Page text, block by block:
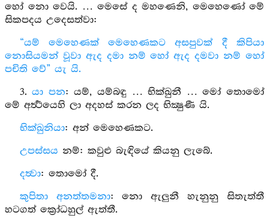
හෝ නො වෙයි. … මෙසේ ද මහණෙනි, මෙහෙණෝ මේ
සිකපදය උදෙසත්වා:
“යම් මෙහෙණක් මෙහෙණකට අසපුවක් දී කිපියා
නොසියමන් වූවා ඇද දමා නම් හෝ ඇද දමවා නම් හෝ
පචිති වේ” යැ යි.
3.යා පන: යම්, යම්බඳු … භික්ඛුනී … මෝ තොමෝ
මේ අර්‍ත්‍ථයෙහි ලා අදහස් කරන ලද භික්‍ෂුණී යි.
භික්ඛුනියා: අන් මෙහෙණකට.
උපස්සය නම්: කවුළු බැඳියේ කියනු ලැබේ.
දත්‍වා: තොමෝ දී.
කුපිතා අනත්තමනා: නො ඇලුනී හැනුනු සිතැත්තී
හටගත් ක්‍රෝධහුල් ඇත්තී.